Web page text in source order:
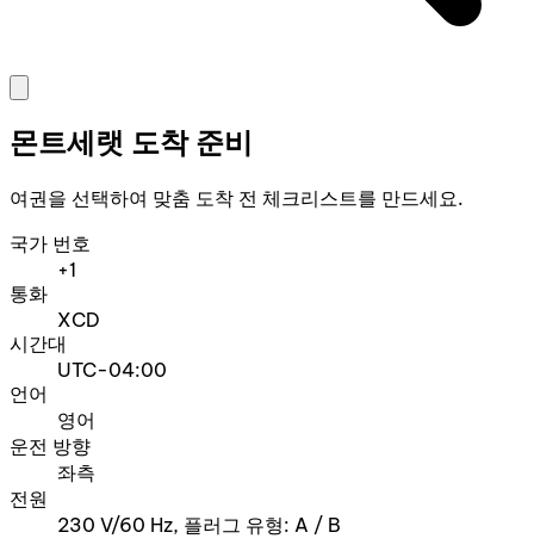
몬트세랫 도착 준비
여권을 선택하여 맞춤 도착 전 체크리스트를 만드세요.
국가 번호
+1
통화
XCD
시간대
UTC-04:00
언어
영어
운전 방향
좌측
전원
230 V/60 Hz, 플러그 유형: A / B